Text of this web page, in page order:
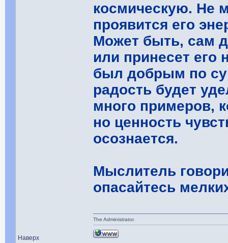
космическую. Не
проявится его
Может быть, сам
или принесет его
был добрым по
радость будет
много примеров,
но ценность
осознается.
Мыслитель
опасайтесь
Наверх
The Administrator.